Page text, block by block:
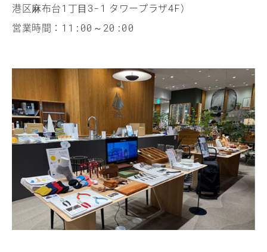
港区⿇布台1 丁⽬ 3-1 タワープラザ4F）
営業時間： 11:00 ～ 20:00